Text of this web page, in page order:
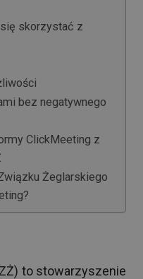
skorzystać z
bez negatywnego
ClickMeeting z
Żeglarskiego
to stowarzyszenie